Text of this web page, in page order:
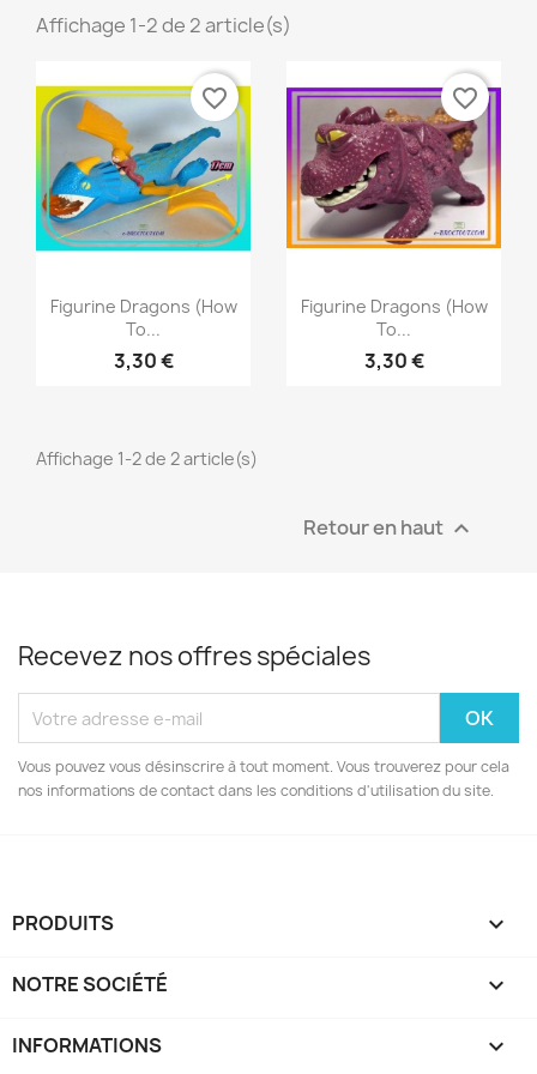
Affichage 1-2 de 2 article(s)
Aperçu rapide
Figurine Dragons (How
To...
3,30 €
favorite_border
Aperçu rapide
Figurine Dragons (How
To...
3,30 €
favorite_border
Affichage 1-2 de 2 article(s)
Retour en haut 
Recevez nos offres spéciales
Vous pouvez vous désinscrire à tout moment. Vous trouverez pour cela
nos informations de contact dans les conditions d'utilisation du site.
PRODUITS 
NOTRE SOCIÉTÉ 
INFORMATIONS keyboard_arrow_down